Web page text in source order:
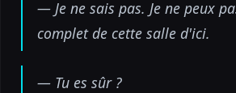
— Je ne sais pas. Je ne peux
complet de cette salle d'ici.
— Tu es sûr ?